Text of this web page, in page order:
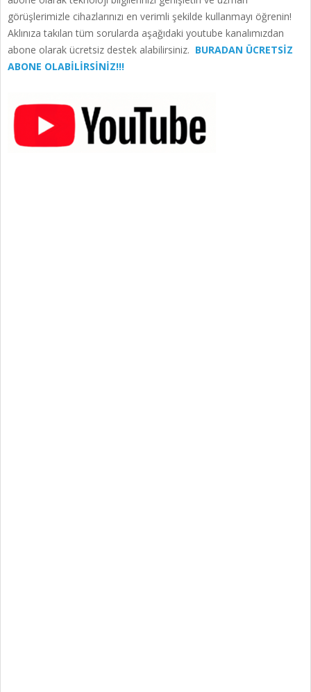
görüşlerimizle cihazlarınızı en verimli şekilde kullanmayı öğrenin!
Aklınıza takılan tüm sorularda aşağıdaki youtube kanalımızdan
abone olarak ücretsiz destek alabilirsiniz. BURADAN ÜCRETSİZ
ABONE OLABİLİRSİNİZ!!!